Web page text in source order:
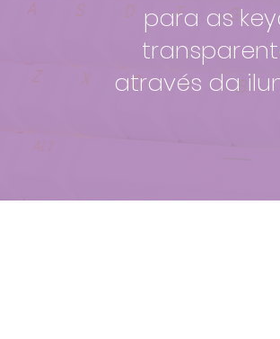
para as
através da